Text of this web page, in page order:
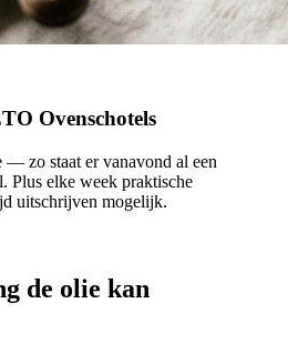
Ovenschotels
zo staat er vanavond al een
Plus elke week praktische
uitschrijven mogelijk.
de olie kan